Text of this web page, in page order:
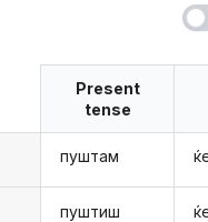
Present
tense
пуштам
пуштиш